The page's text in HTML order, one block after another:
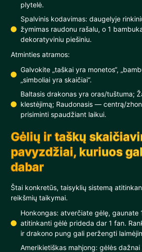
plytelė.
Spalvinis kodavimas: daugelyje
žymimas raudonu rašalu, o 1
dekoratyviniu piešiniu.
Atminties atramos:
Galvokite „taškai yra monetos“,
„simboliai yra skaičiai“.
Baltasis drakonas yra oras/tuštuma;
klestėjimą; Raudonasis — centrą/
prisiminti spaudžiant laikui.
Gėlių ir taškų
pavyzdžiai, kuriuos
dabar
Štai konkretūs, taisyklių sistemą
reikšmių taikymai.
Honkongas: atverčiate gėlę, gaunate
atitinkanti gėlė prideda dar 1 fan.
ir drakono pung gali peržengti
Amerikietiškas mahjong: gėlės